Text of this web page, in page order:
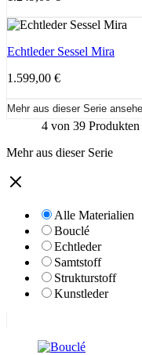
Echtleder Sessel Mira
1.599,00 €
Mehr aus dieser Serie
4 von 39 Produkten
Mehr aus dieser Serie
Alle Materialien
Bouclé
Echtleder
Samtstoff
Strukturstoff
Kunstleder